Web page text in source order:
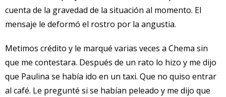
cuenta de la gravedad de la situación al momento. El
mensaje le deformó el rostro por la angustia.
Metimos crédito y le marqué varias veces a Chema sin
que me contestara. Después de un rato lo hizo y me dijo
que Paulina se había ido en un taxi. Que no quiso entrar
al café. Le pregunté si se habían peleado y me dijo que